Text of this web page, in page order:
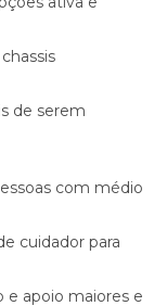
de serem
com médio
cuidador para
e apoio maiores e